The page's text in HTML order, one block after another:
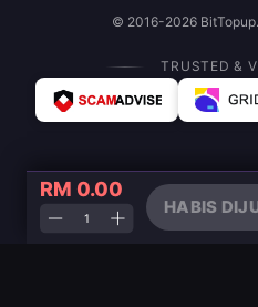
RM 0.00
HABIS
© 2016-2026
TRUSTED &